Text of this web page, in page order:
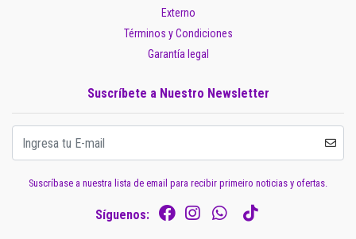
Externo
Términos y Condiciones
Garantía legal
Suscríbete a Nuestro Newsletter
Suscríbase a nuestra lista de email para recibir primeiro noticias y ofertas.
Síguenos: